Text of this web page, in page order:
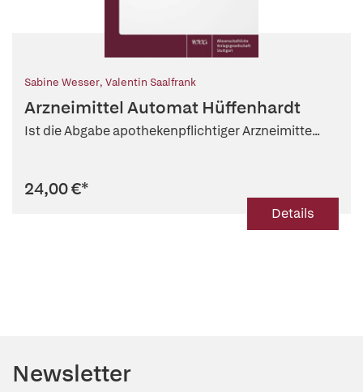
Sabine Wesser, Valentin Saalfrank
Arzneimittel Automat Hüffenhardt
Ist die Abgabe apothekenpflichtiger Arzneimitte...
24,00 €*
Details
Newsletter